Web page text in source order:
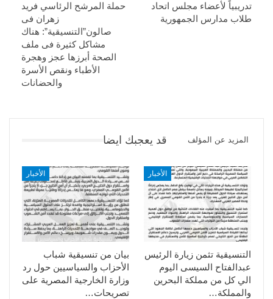
حملة المرشح الرئاسي فريد
زهران فى
صالون”التنسيقية”: هناك
مشاكل كثيرة فى ملف
الصحة أبرزها عجز وهجرة
الأطباء ونقص الأسرة
والحضانات
تدريبياً لأعضاء مجلس اتحاد
طلاب مدارس الجمهورية
قد يعجبك ايضا المزيد عن المؤلف
الأخبار
بيان من تنسيقية شباب
الأحزاب والسياسيين حول رد
وزارة الخارجية المصرية على
تصريحات…
الأخبار
التنسيقية تثمن زيارة الرئيس
عبدالفتاح السيسى اليوم
الي كل من مملكة البحرين
والمملكة…